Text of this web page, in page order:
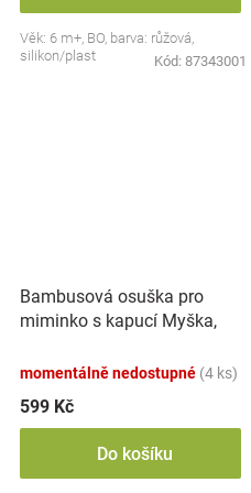
Věk: 6 m+, BO, barva: růžová,
silikon/plast
Kód: 87343001
Bambusová osuška pro
miminko s kapucí Myška,
momentálně nedostupné (4 ks)
599 Kč
Do košíku